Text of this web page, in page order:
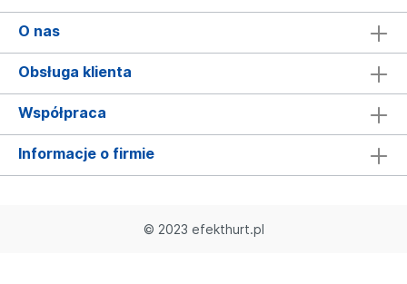
O nas
Obsługa klienta
Współpraca
Informacje o firmie
© 2023 efekthurt.pl